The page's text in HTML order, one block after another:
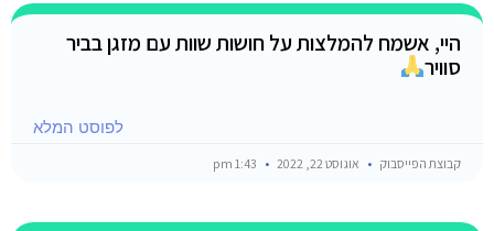
היי, אשמח להמלצות על חושות שוות עם מזגן בביר
סוויר
לפוסט המלא
קבוצת הפייסבוק אוגוסט 22, 2022